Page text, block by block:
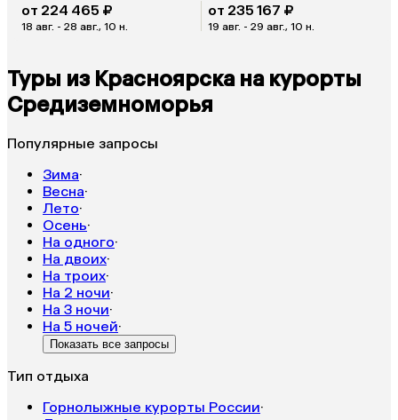
от 224 465 ₽
18 авг. - 28 авг., 10 н.
от 235 167 ₽
19 авг. - 29 авг., 10 н.
Туры из Красноярска на курорты
Средиземноморья
Популярные запросы
Зима·
Весна·
Лето·
Осень·
На одного·
На двоих·
На троих·
На 2 ночи·
На 3 ночи·
На 5 ночей·
Показать все запросы
Тип отдыха
Горнолыжные курорты России·